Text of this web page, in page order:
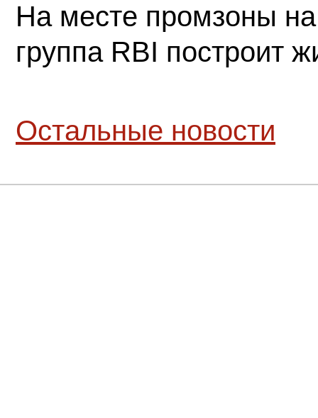
На месте промзоны
группа RBI построит
Остальные новости